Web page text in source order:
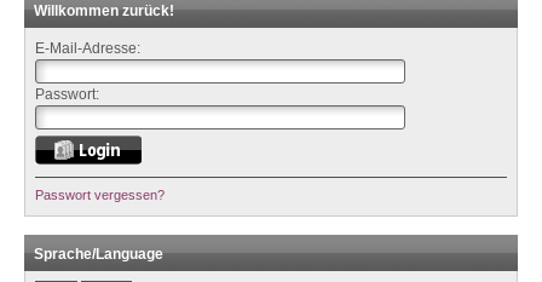
Willkommen zurück!
E-Mail-Adresse:
Passwort:
Passwort vergessen?
Sprache/Language